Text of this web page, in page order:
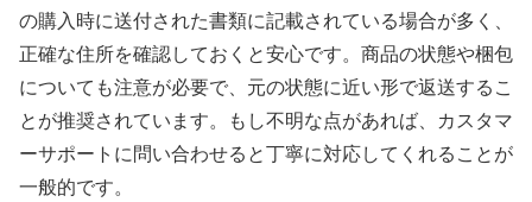
の購入時に送付された書類に記載されている場合が多く、
正確な住所を確認しておくと安心です。商品の状態や梱包
についても注意が必要で、元の状態に近い形で返送するこ
とが推奨されています。もし不明な点があれば、カスタマ
ーサポートに問い合わせると丁寧に対応してくれることが
一般的です。